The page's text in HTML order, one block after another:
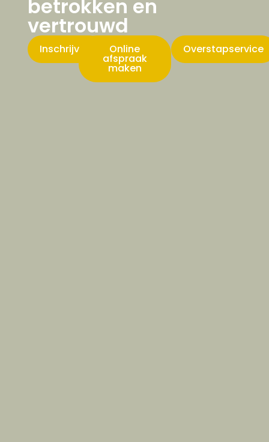
betrokken en
vertrouwd
Inschrijven Online
afspraak
maken
Overstapservice